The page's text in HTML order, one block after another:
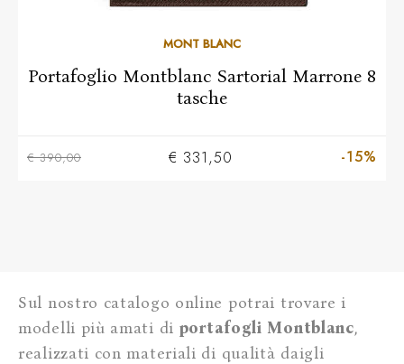
MONT BLANC
Portafoglio Montblanc Sartorial Marrone 8
tasche
€ 390,00 € 331,50 -15%
Sul nostro catalogo online potrai trovare i
modelli più amati di portafogli Montblanc,
realizzati con materiali di qualità daigli